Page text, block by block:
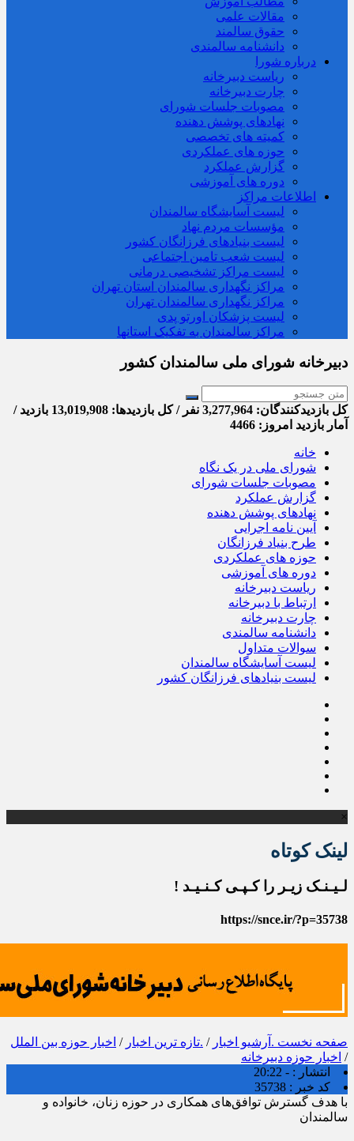
مقالات علمی
حقوق سالمند
دانشنامه سالمندی
درباره شورا
ریاست دبیرخانه
چارت دبیرخانه
مصوبات جلسات شورای
نهادهای پوشش دهنده
کمیته های تخصصی
حوزه های عملکردی
گزارش عملکرد
دوره های آموزشی
اطلاعات مراکز
لیست آسایشگاه سالمندان
مؤسسات مردم نهاد
لیست بنیادهای فرزانگان کشور
لیست شعب تامین اجتماعی
لیست مراکز تشخیصی درمانی
مراکز نگهداری سالمندان استان تهران
مراکز نگهداری سالمندان تهران
لیست پزشکان اورتو پدی
مراکز سالمندان به تفکیک استانها
دبیرخانه شورای ملی سالمندان کشور
کل بازدیدکنند‌گان: 3,277,964 نفر / کل بازدیدها: 13,019,908 بازدید /
آمار بازدید امروز: 4466
خانه
شورای ملی در یک نگاه
مصوبات جلسات شورای
گزارش عملکرد
نهادهای پوشش دهنده
آیین نامه اجرایی
طرح بنیاد فرزانگان
حوزه های عملکردی
دوره های آموزشی
ریاست دبیرخانه
ارتباط با دبیرخانه
چارت دبیرخانه
دانشنامه سالمندی
سوالات متداول
لیست آسایشگاه سالمندان
لیست بنیادهای فرزانگان کشور
×
لینک کوتاه
لـیـنـک زیـر را کـپـی کـنـیـد !
https://snce.ir/?p=35738
صفحه نخست .آرشیو اخبار / .تازه ترین اخبار / اخبار حوزه بین الملل
/ اخبار حوزه دبیرخانه
انتشار : - 20:22
کد خبر : 35738
با هدف گسترش توافق‌های همکاری در حوزه زنان، خانواده و
سالمندان